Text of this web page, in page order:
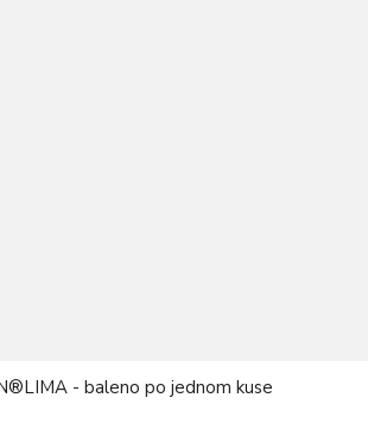
- baleno po jednom kuse